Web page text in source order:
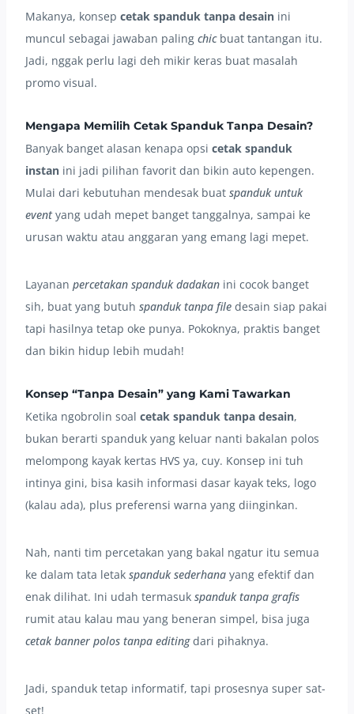
Makanya, konsep cetak spanduk tanpa desain ini
muncul sebagai jawaban paling chicbuat tantangan itu.
Jadi, nggak perlu lagi deh mikir keras buat masalah
promo visual.
Mengapa Memilih Cetak Spanduk Tanpa Desain?
Banyak banget alasan kenapa opsi cetak spanduk
instan ini jadi pilihan favorit dan bikin auto kepengen.
Mulai dari kebutuhan mendesak buat spanduk untuk
eventyang udah mepet banget tanggalnya, sampai ke
urusan waktu atau anggaran yang emang lagi mepet.
Layanan percetakan spanduk dadakan ini cocok banget
sih, buat yang butuh spanduk tanpa file desain siap pakai
tapi hasilnya tetap oke punya. Pokoknya, praktis banget
dan bikin hidup lebih mudah!
Konsep “Tanpa Desain” yang Kami Tawarkan
Ketika ngobrolin soal cetak spanduk tanpa desain,
bukan berarti spanduk yang keluar nanti bakalan polos
melompong kayak kertas HVS ya, cuy. Konsep ini tuh
intinya gini, bisa kasih informasi dasar kayak teks, logo
(kalau ada), plus preferensi warna yang diinginkan.
Nah, nanti tim percetakan yang bakal ngatur itu semua
ke dalam tata letak spanduk sederhana yang efektif dan
enak dilihat. Ini udah termasuk spanduk tanpa grafis
rumit atau kalau mau yang beneran simpel, bisa juga
cetak banner polos tanpa editingdari pihaknya.
Jadi, spanduk tetap informatif, tapi prosesnya super sat-
set!